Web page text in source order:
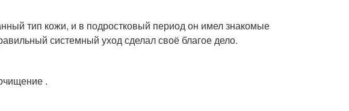
тип кожи, и в подростковый период он имел знакомые
системный уход сделал своё благое дело.
.